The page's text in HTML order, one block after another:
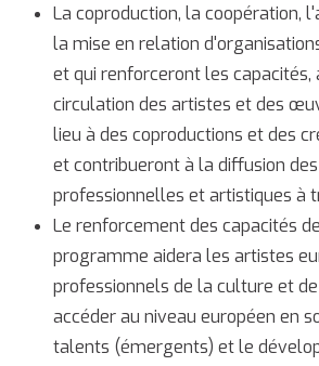
La coproduction, la coopération,
la mise en relation
et qui renforceront les capacités,
circulation des artistes et des
lieu à des coproductions et des
et contribueront à la diffusion
professionnelles et artistiques à
Le renforcement des capacités
programme aidera les artistes
professionnels de la culture et
accéder au niveau européen en
talents (émergents) et le